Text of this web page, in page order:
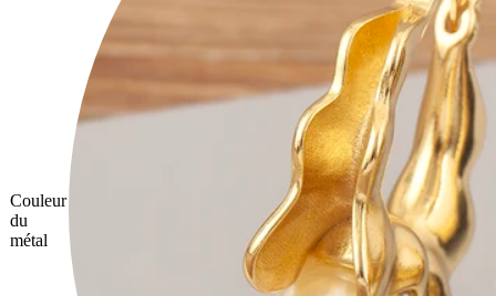
Couleur
du
métal